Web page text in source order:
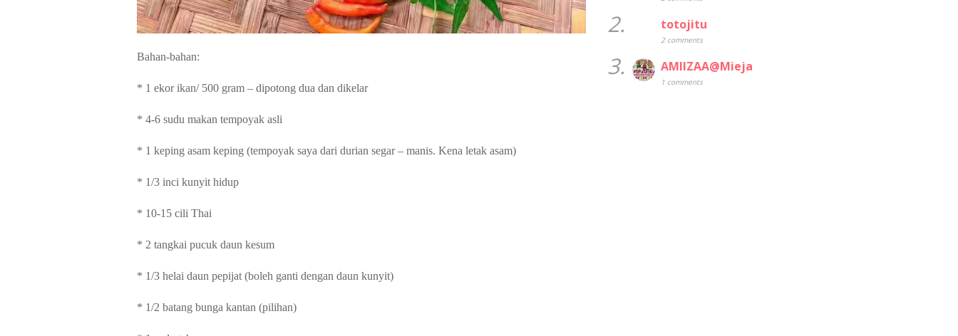
Bahan-bahan:
* 1 ekor ikan/ 500 gram – dipotong dua dan dikelar
* 4-6 sudu makan tempoyak asli
* 1 keping asam keping (tempoyak saya dari durian segar – manis. Kena letak asam)
* 1/3 inci kunyit hidup
* 10-15 cili Thai
* 2 tangkai pucuk daun kesum
* 1/3 helai daun pepijat (boleh ganti dengan daun kunyit)
* 1/2 batang bunga kantan (pilihan)
2. totojitu
2 comments
3. AMIIZAA@Mieja
1 comments